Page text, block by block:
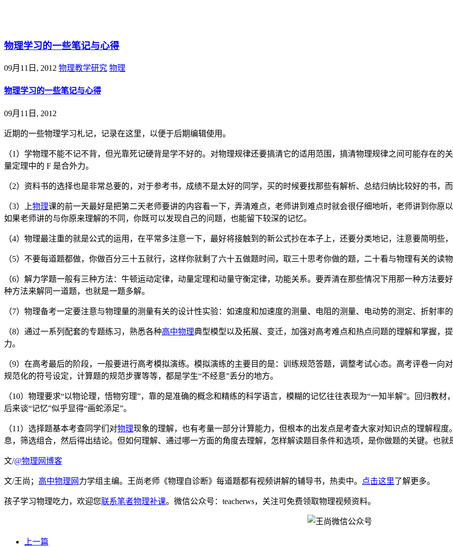
物理学习的一些笔记与心得
09月11日, 2012 物理教学研究 物理
物理学习的一些笔记与心得
09月11日, 2012
近期的一些物理学习札记，记录在这里，以便于后期编辑使用。
（1）学物理不能不记不背，但光靠死记硬背是学不好的。对物理规律还要搞清它的适用范围，搞清物理规律之间可能存在
量定理中的 F 是合外力。
（2）资料书的选择也是非常总要的，对于参考书，成绩不是太好的同学，买的时候要找那些有解析、总结归纳比较好的书，
（3）上物理课的前一天最好是把第二天老师要讲的内容看一下，弄清难点，老师讲到难点时就会很仔细地听，老师讲到你原
如果老师讲的与你原来理解的不同，你既可以发现自己的问题，也能留下较深的记忆。
（4）物理最注重的就是公式的运用，在平常多注意一下，最好将接触到的新公式抄在本子上，还要分类地记，注意要简明些，
（5）不要每道题都做，你做百分三十五就行，这样你就剩了六十五做题时间，取三十思考你做的题，二十看与物理有关的读
（6）解力学题一般有三种方法：牛顿运动定律，动量定理和动量守衡定律，功能关系。要弄清在那些情况下用那一种方法要
种方法来解同一道题，也就是一题多解。
（7）物理备考一定要注意与物理量的测量有关的设计性实验：如速度和加速度的测量、电阻的测量、电动势的测定、折射率的
（8）通过一系列配套的专题练习，熟悉各种高中物理典型模型以及拓展、变迁，加强对高考难点和热点问题的理解和掌握，
力。
（9）在高考最后的阶段，一般要进行高考模拟演练。模拟演练的主要目的是：训练规范答题，调整考试心态。高考评卷一向
规范化的符号设定，计算题的规范步骤等等，都是学生“不经意”丢分的地方。
（10）物理要求“以物论理，悟物穷理”，靠的是准确的概念和精练的科学语言，模糊的记忆往往表现为“一知半解”。回归教
后来谈“记忆”似乎显得“画蛇添足”。
（11）选择题基本考查同学们对物理现象的理解，也有考量一部分计算能力，但根本的出发点是考查大家对知识点的理解程
息，筛选组合，然后得出结论。但如何理解、通过哪一方面的角度去理解，怎样解读题目条件和选项，是你做题的关键。也就
文/@物理网博客
文/王尚； 高中物理网 力学组主编。王尚老师《物理自诊断》每道题都有视频讲解的辅导书，热卖中。 点击这里了解更多。
孩子学习物理吃力，欢迎您联系笔者物理补课。微信公众号：teacherws，关注可免费领取物理视频资料。
上一篇